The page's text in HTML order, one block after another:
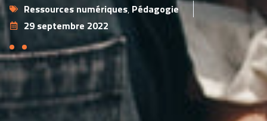
Ressources numériques, Pédagogie
29 septembre 2022